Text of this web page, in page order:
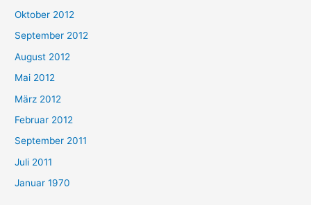
Oktober 2012
September 2012
August 2012
Mai 2012
März 2012
Februar 2012
September 2011
Juli 2011
Januar 1970